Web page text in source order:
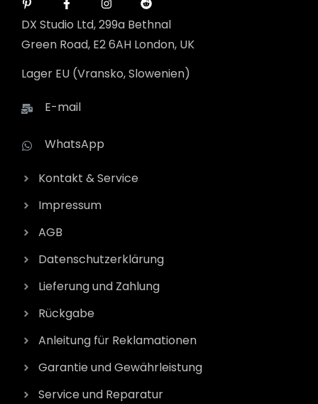
DX Studio Ltd, 299a Bethnal
Green Road, E2 6AH London, UK
Lager EU (Vransko, Slowenien)
E-mail
WhatsApp
Kontakt & Service
Impressum
AGB
Datenschutzerklärung
Lieferung und Zahlung
Rückgabe
Anleitung für Reklamationen
Garantie und Gewährleistung
Service und Reparatur